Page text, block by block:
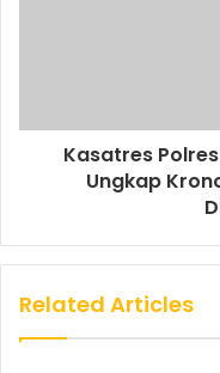
Kasatres
Ungkap
Related Articles